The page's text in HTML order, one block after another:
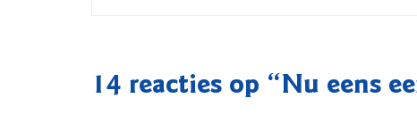
14 reacties op “Nu eens